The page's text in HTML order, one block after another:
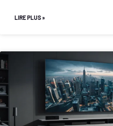
LIRE PLUS »